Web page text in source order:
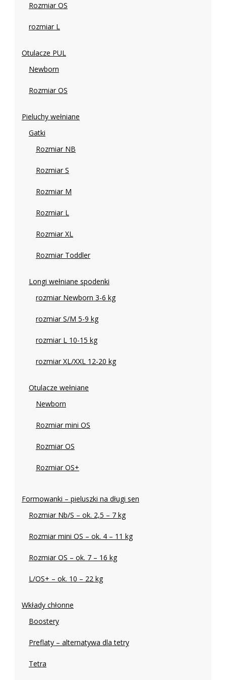
Rozmiar OS
rozmiar L
Otulacze PUL
Newborn
Rozmiar OS
Pieluchy wełniane
Gatki
Rozmiar NB
Rozmiar S
Rozmiar M
Rozmiar L
Rozmiar XL
Rozmiar Toddler
Longi wełniane spodenki
rozmiar Newborn 3-6 kg
rozmiar S/M 5-9 kg
rozmiar L 10-15 kg
rozmiar XL/XXL 12-20 kg
Otulacze wełniane
Newborn
Rozmiar mini OS
Rozmiar OS
Rozmiar OS+
Formowanki – pieluszki na długi sen
Rozmiar Nb/S – ok. 2,5 – 7 kg
Rozmiar mini OS – ok. 4 – 11 kg
Rozmiar OS – ok. 7 – 16 kg
L/OS+ – ok. 10 – 22 kg
Wkłady chłonne
Boostery
Preflaty – alternatywa dla tetry
Tetra